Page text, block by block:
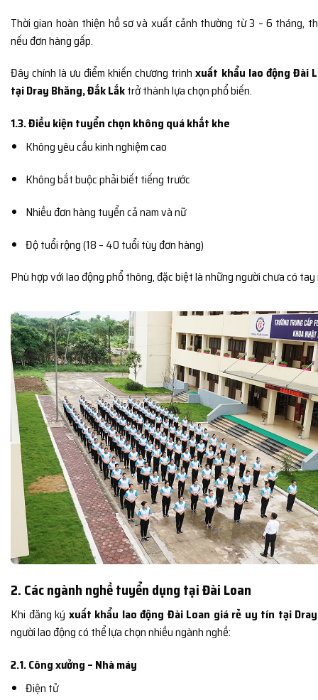
Thời gian hoàn thiện hồ sơ và xuất cảnh thường từ 3 – 6 tháng,
nếu đơn hàng gấp.
Đây chính là ưu điểm khiến chương trìnhxuất khẩu lao động Đài
tại Dray Bhăng, Đắk Lắktrở thành lựa chọn phổ biến.
1.3. Điều kiện tuyển chọn không quá khắt khe
Không yêu cầu kinh nghiệm cao
Không bắt buộc phải biết tiếng trước
Nhiều đơn hàng tuyển cả nam và nữ
Độ tuổi rộng (18 – 40 tuổi tùy đơn hàng)
Phù hợp với lao động phổ thông, đặc biệt là những người chưa có
2. Các ngành nghề tuyển dụng tại Đài Loan
Khi đăng ký xuất khẩu lao động Đài Loan giá rẻ uy tín tại
người lao động có thể lựa chọn nhiều ngành nghề:
2.1. Công xưởng – Nhà máy
Điện tử